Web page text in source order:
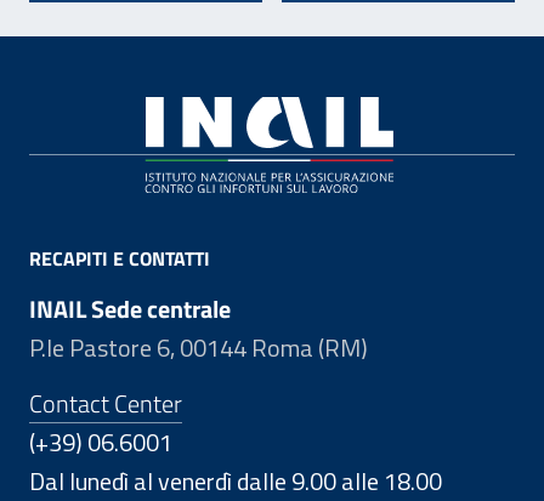
RECAPITI E CONTATTI
INAIL Sede centrale
P.le Pastore 6, 00144 Roma (RM)
Contact Center
(+39) 06.6001
Dal lunedì al venerdì dalle 9.00 alle 18.00